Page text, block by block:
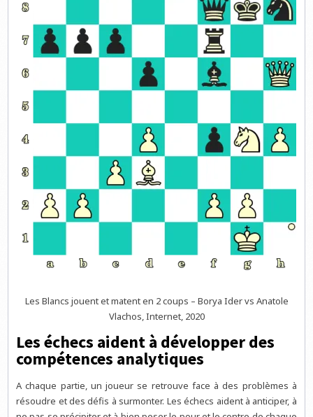
Les Blancs jouent et matent en 2 coups – Borya Ider vs Anatole
Vlachos, Internet, 2020
Les échecs aident à développer des
compétences analytiques
A chaque partie, un joueur se retrouve face à des problèmes à
résoudre et des défis à surmonter. Les échecs aident à anticiper, à